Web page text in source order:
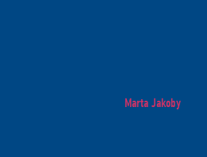
Marta Jakoby